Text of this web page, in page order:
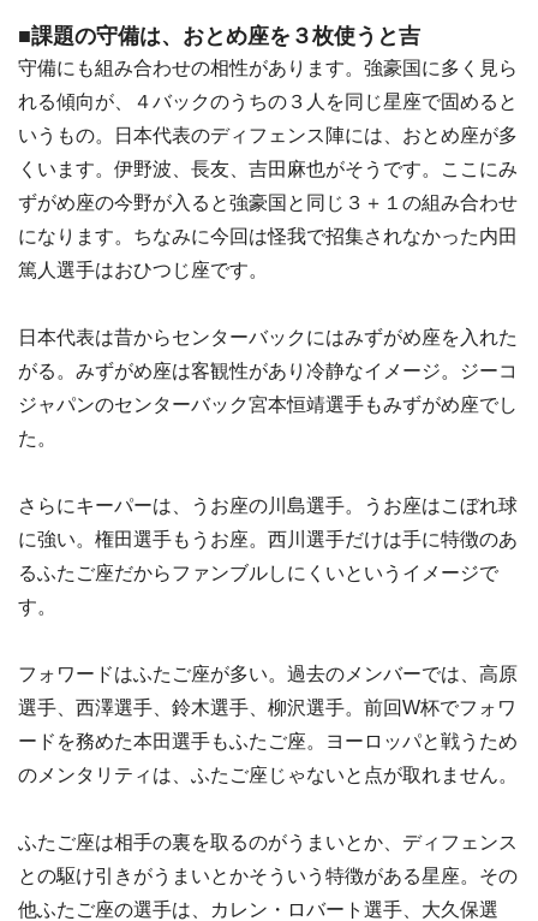
■課題の守備は、おとめ座を３枚使うと吉
守備にも組み合わせの相性があります。強豪国に多く見ら
れる傾向が、４バックのうちの３人を同じ星座で固めると
いうもの。日本代表のディフェンス陣には、おとめ座が多
くいます。伊野波、長友、吉田麻也がそうです。ここにみ
ずがめ座の今野が入ると強豪国と同じ３＋１の組み合わせ
になります。ちなみに今回は怪我で招集されなかった内田
篤人選手はおひつじ座です。
日本代表は昔からセンターバックにはみずがめ座を入れた
がる。みずがめ座は客観性があり冷静なイメージ。ジーコ
ジャパンのセンターバック宮本恒靖選手もみずがめ座でし
た。
さらにキーパーは、うお座の川島選手。うお座はこぼれ球
に強い。権田選手もうお座。西川選手だけは手に特徴のあ
るふたご座だからファンブルしにくいというイメージで
す。
フォワードはふたご座が多い。過去のメンバーでは、高原
選手、西澤選手、鈴木選手、柳沢選手。前回W杯でフォワ
ードを務めた本田選手もふたご座。ヨーロッパと戦うため
のメンタリティは、ふたご座じゃないと点が取れません。
ふたご座は相手の裏を取るのがうまいとか、ディフェンス
との駆け引きがうまいとかそういう特徴がある星座。その
他ふたご座の選手は、カレン・ロバート選手、大久保選